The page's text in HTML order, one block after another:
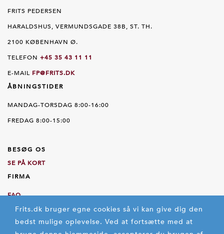
FRITS PEDERSEN
HARALDSHUS, VERMUNDSGADE 38B, ST. TH.
2100 KØBENHAVN Ø.
TELEFON +45 35 43 11 11
E-MAIL FP@FRITS.DK
ÅBNINGSTIDER
MANDAG-TORSDAG 8:00-16:00
FREDAG 8:00-15:00
BESØG OS
SE PÅ KORT
FIRMA
FAQ
OM OS
HANDELSBETINGELSER
Frits.dk bruger egne cookies så vi kan give dig den
bedst mulige oplevelse. Ved at fortsætte med at